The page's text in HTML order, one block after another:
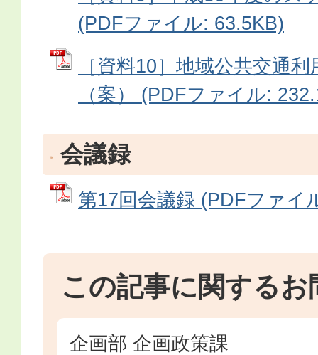
(PDFファイル: 63.5KB)
［資料10］地域公共交通
（案） (PDFファイル:
会議録
第17回会議録 (PDFファイ
この記事に関するお
企画部 企画政策課